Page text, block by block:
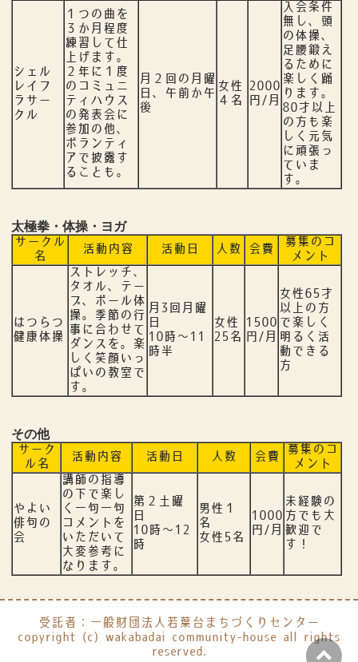
シェル
レイフ
ラサー
クル
１つの曲を
３か月程度
練習して仕
上げます。
２年に１度
のコミュニ
ティハウス
の発表会に
参加の他、
ボランティ
アで披露す
ることも。
月２回の月曜
日、午前か午
後
女性
４名
2000
円/月
入会条件
無し、頭
の体操、
足腰鍛え
るために
楽しく踊
ります。
80才以上
の方も楽
しく元気
に頑張っ
ていま
す。
太極拳・体操・ヨガ
サークル
名
活動内容 活動日 人数 会費
募集のコ
メント
はつらつ
健康体操
ストレッチ、
タオル、テー
プ、ボール体
操。季節の行
事に合わせて
ダンスを。楽
しく笑顔いっ
ぱいの教室で
す。
月3回月曜
日
10時～11
時半
女性
25名
1500
円/月
女性65才
以上の方
で楽しく
明るく活
動できる
方
その他
サーク
ル名
活動内容 活動日 人数 会費
募集のコ
メント
やよい
俳句の
会
講師の指導
の下で楽し
く一句一句
コメントを
いただいて
大変参考に
なります。
第２土曜
日
10時～12
時
男性１
名
女性5名
1000
円/月
未経験の
方でも大
歓迎で
す！
受託者：一般財団法人若葉台まちづくりセンター
copyright (c) wakabadai community-house all rights
reserved.